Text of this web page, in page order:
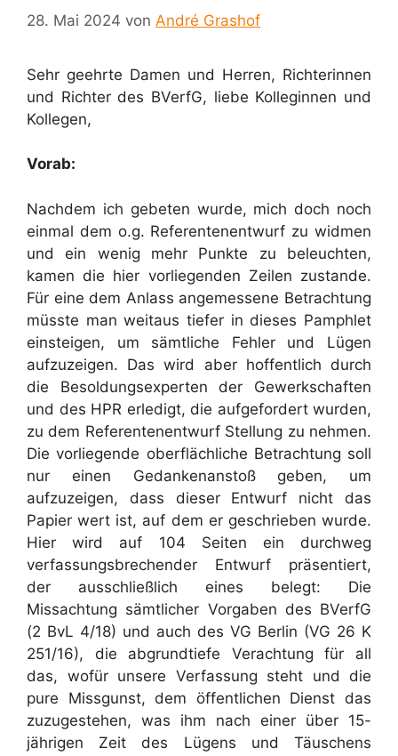
28. Mai 2024 von André Grashof
Sehr geehrte Damen und Herren, Richterinnen
und Richter des BVerfG, liebe Kolleginnen und
Kollegen,
Vorab:
Nachdem ich gebeten wurde, mich doch noch
einmal dem o.g. Referentenentwurf zu widmen
und ein wenig mehr Punkte zu beleuchten,
kamen die hier vorliegenden Zeilen zustande.
Für eine dem Anlass angemessene Betrachtung
müsste man weitaus tiefer in dieses Pamphlet
einsteigen, um sämtliche Fehler und Lügen
aufzuzeigen. Das wird aber hoffentlich durch
die Besoldungsexperten der Gewerkschaften
und des HPR erledigt, die aufgefordert wurden,
zu dem Referentenentwurf Stellung zu nehmen.
Die vorliegende oberflächliche Betrachtung soll
nur einen Gedankenanstoß geben, um
aufzuzeigen, dass dieser Entwurf nicht das
Papier wert ist, auf dem er geschrieben wurde.
Hier wird auf 104 Seiten ein durchweg
verfassungsbrechender Entwurf präsentiert,
der ausschließlich eines belegt: Die
Missachtung sämtlicher Vorgaben des BVerfG
(2 BvL 4/18) und auch des VG Berlin (VG 26 K
251/16), die abgrundtiefe Verachtung für all
das, wofür unsere Verfassung steht und die
pure Missgunst, dem öffentlichen Dienst das
zuzugestehen, was ihm nach einer über 15-
jährigen Zeit des Lügens und Täuschens